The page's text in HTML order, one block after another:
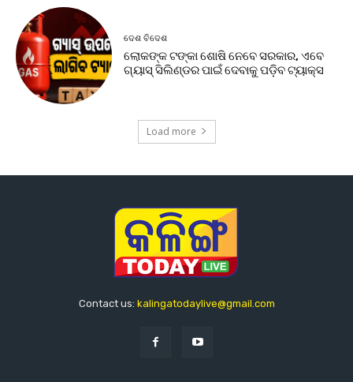
ଦେଶ ବିଦେଶ
ଲୋକଙ୍କ ଟଙ୍କା ଶୋଷି ନେବେ ସରକାର, ଏବେ
ଗ୍ୟାସ୍ ସିଲିଣ୍ଡର ପାଇଁ ଦେବାକୁ ପଡ଼ିବ ଟ୍ୟାକ୍ସ
Load more
Contact us: kalingatodaylive@gmail.com